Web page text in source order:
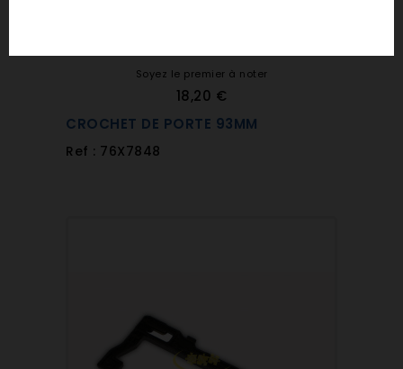
Soyez le premier à noter
18,20 €
CROCHET DE PORTE 93MM
Ref : 76X7848